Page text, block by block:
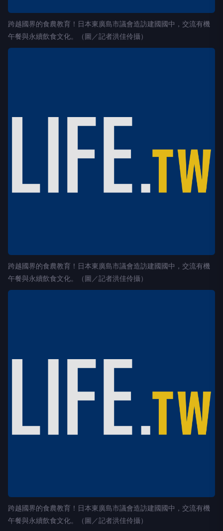
跨越國界的食農教育！日本東廣島市議會造訪建國國中，交流有機
午餐與永續飲食文化。（圖／記者洪佳伶攝）
跨越國界的食農教育！日本東廣島市議會造訪建國國中，交流有機
午餐與永續飲食文化。（圖／記者洪佳伶攝）
跨越國界的食農教育！日本東廣島市議會造訪建國國中，交流有機
午餐與永續飲食文化。（圖／記者洪佳伶攝）